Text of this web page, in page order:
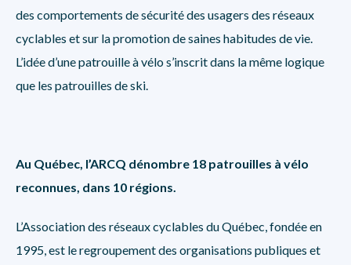
des comportements de sécurité des usagers des réseaux
cyclables et sur la promotion de saines habitudes de vie.
L’idée d’une patrouille à vélo s’inscrit dans la même logique
que les patrouilles de ski.
Au Québec, l’ARCQ dénombre 18 patrouilles à vélo
reconnues, dans 10 régions.
L’Association des réseaux cyclables du Québec, fondée en
1995, est le regroupement des organisations publiques et